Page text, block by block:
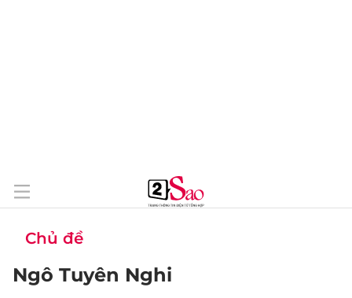
Chủ đề
Ngô Tuyên Nghi